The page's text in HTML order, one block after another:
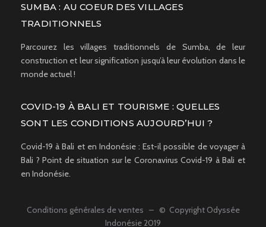
SUMBA : AU COEUR DES VILLAGES
TRADITIONNELS
Parcourez les villages traditionnels de Sumba, de leur
construction et leur signification jusqu’à leur évolution dans le
monde actuel !
COVID-19 À BALI ET TOURISME : QUELLES
SONT LES CONDITIONS AUJOURD’HUI ?
Covid-19 à Bali et en Indonésie : Est-il possible de voyager à
Bali ? Point de situation sur le Coronavirus Covid-19 à Bali et
en Indonésie.
Conditions générales de ventes – © Copyright Odyssée
Indonésie 2019